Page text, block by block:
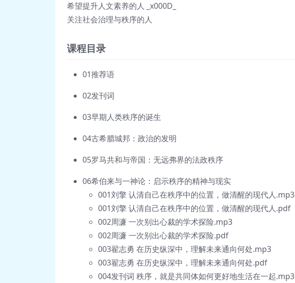
希望提升人文素养的人 _x000D_
关注社会治理与秩序的人
课程目录
01推荐语
02发刊词
03早期人类秩序的诞生
04古希腊城邦：政治的发明
05罗马共和与帝国：无远弗界的法政秩序
06希伯来与一神论：启示秩序的精神与现实
001刘擎 认清自己在秩序中的位置，做清醒的现代人.mp3
001刘擎 认清自己在秩序中的位置，做清醒的现代人.pdf
002周濂 一次别出心裁的学术探险.mp3
002周濂 一次别出心裁的学术探险.pdf
003翟志勇 在历史纵深中，理解未来通向何处.mp3
003翟志勇 在历史纵深中，理解未来通向何处.pdf
004发刊词 秩序，就是共同体如何更好地生活在一起.mp3